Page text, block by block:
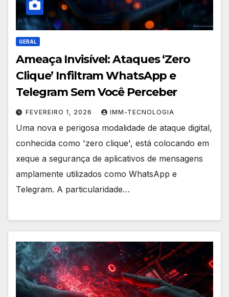
GERAL
Ameaça Invisível: Ataques ‘Zero
Clique’ Infiltram WhatsApp e
Telegram Sem Você Perceber
FEVEREIRO 1, 2026 IMM-TECNOLOGIA
Uma nova e perigosa modalidade de ataque digital,
conhecida como 'zero clique', está colocando em
xeque a segurança de aplicativos de mensagens
amplamente utilizados como WhatsApp e
Telegram. A particularidade…